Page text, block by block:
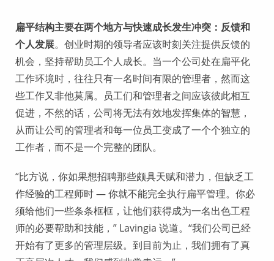
扁平结构主要在两个地方与快速成长发生冲突：反馈和
个人发展。创业时期的领导者应该时刻关注提供反馈的
机会，坚持帮助员工个人成长。当一个公司处在扁平化
工作环境时，往往只有一名时间有限的管理者，然而这
些工作又非他莫属。员工们和管理者之间应该彼此相互
促进，不然的话，公司将无法有效地发挥集体的智慧，
从而让公司的管理者和每一位员工变成了一个个独立的
工作者，而不是一个完整的团队。
“比方说，你如果想招聘那些颇具天赋和潜力，但缺乏工
作经验的工程师时 — 你就不能完全执行扁平管理。你必
须给他们一些条条框框，让他们获得成为一名出色工程
师的必要帮助和技能，” Lavingia 说道。“我们公司已经
开始有了更多的管理层级。到目前为止，我们拥有了真